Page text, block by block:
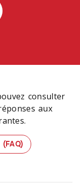
consulter
aux
(FAQ)